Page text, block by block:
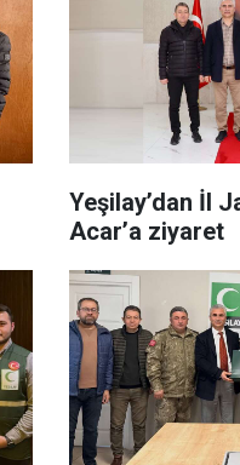
Yeşilay’dan İl
Acar’a ziyaret